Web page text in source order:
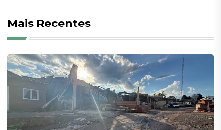
Mais Recentes